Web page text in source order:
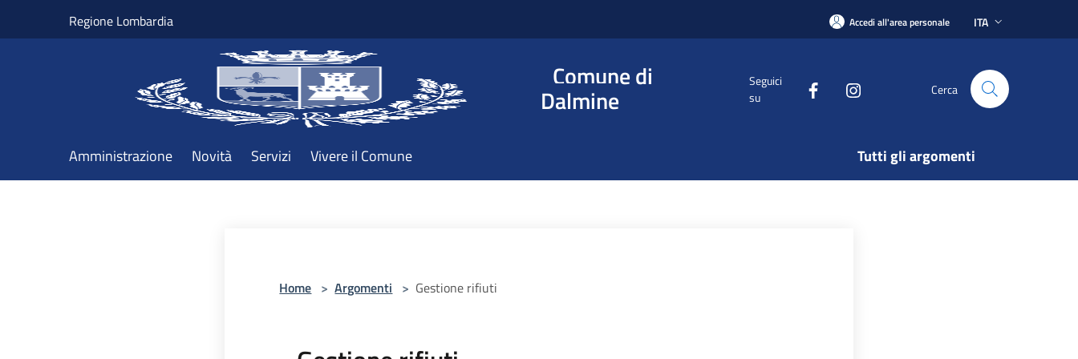
Regione Lombardia Accedi all'area personale ITA
Comune di
Dalmine
Seguici
su
Cerca
Amministrazione Novità Servizi Vivere il Comune Tutti gli argomenti
Home > Argomenti > Gestione rifiuti